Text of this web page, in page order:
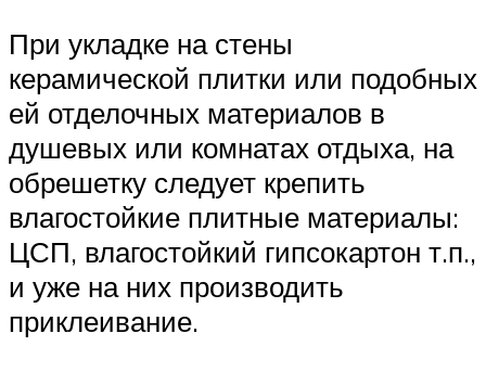
При укладке на стены
керамической плитки или подобных
ей отделочных материалов в
душевых или комнатах отдыха, на
обрешетку следует крепить
влагостойкие плитные материалы:
ЦСП, влагостойкий гипсокартон т.п.,
и уже на них производить
приклеивание.